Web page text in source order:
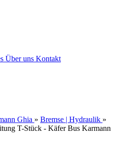
Über uns Kontakt
Ghia » Bremse | Hydraulik »
T-Stück - Käfer Bus Karmann